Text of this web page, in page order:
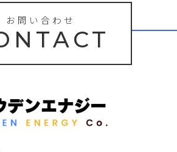
お問い合わせ